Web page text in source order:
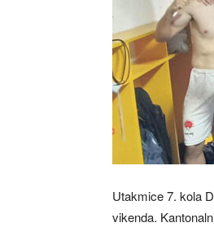
Utakmice 7. kola
vikenda.